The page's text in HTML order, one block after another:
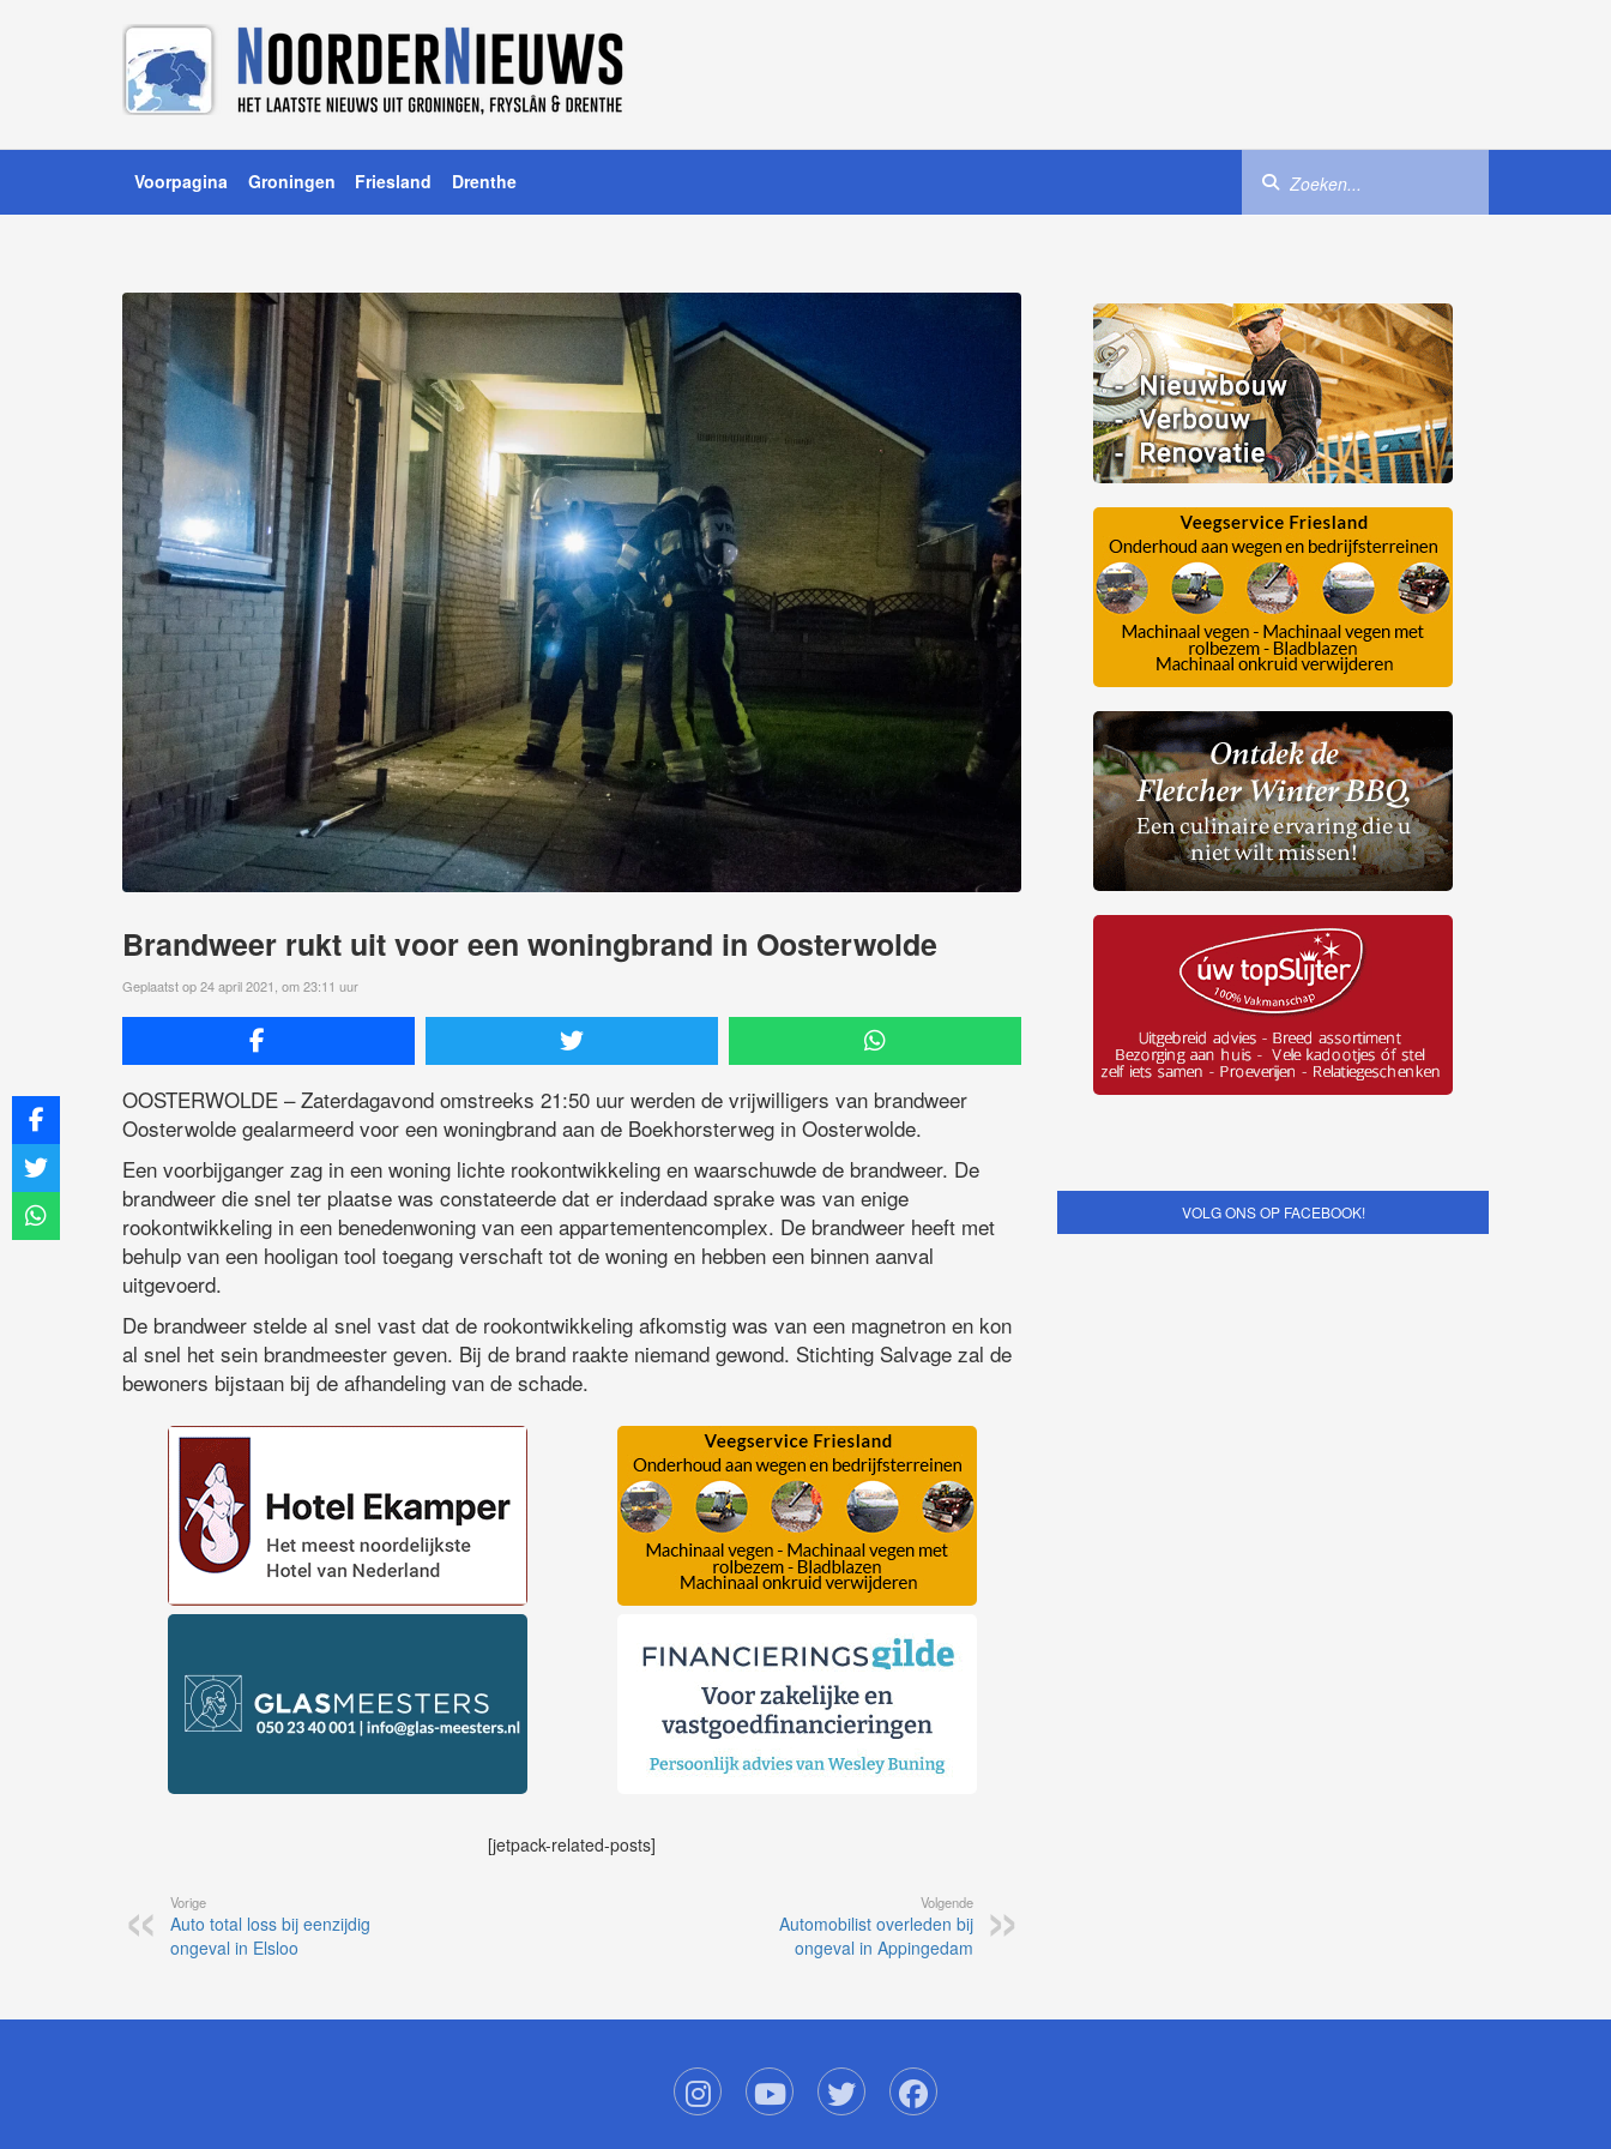
Voorpagina Groningen Friesland Drenthe
Brandweer rukt uit voor een woningbrand in Oosterwolde
Geplaatst op 24 april 2021, om 23:11 uur
OOSTERWOLDE – Zaterdagavond omstreeks 21:50 uur werden de vrijwilligers van brandweer
Oosterwolde gealarmeerd voor een woningbrand aan de Boekhorsterweg in Oosterwolde.
Een voorbijganger zag in een woning lichte rookontwikkeling en waarschuwde de brandweer. De
brandweer die snel ter plaatse was constateerde dat er inderdaad sprake was van enige
rookontwikkeling in een benedenwoning van een appartementencomplex. De brandweer heeft met
behulp van een hooligan tool toegang verschaft tot de woning en hebben een binnen aanval
uitgevoerd.
De brandweer stelde al snel vast dat de rookontwikkeling afkomstig was van een magnetron en kon
al snel het sein brandmeester geven. Bij de brand raakte niemand gewond. Stichting Salvage zal de
bewoners bijstaan bij de afhandeling van de schade.
[jetpack-related-posts]
Vorige
Auto total loss bij eenzijdig
ongeval in Elsloo
Volgende
Automobilist overleden bij
ongeval in Appingedam
VOLG ONS OP FACEBOOK!